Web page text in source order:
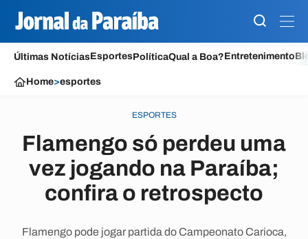
Últimas NotíciasEsportesPolíticaQual a Boa?Entretenimento
Home>esportes
ESPORTES
Flamengo só perdeu uma
vez jogando na Paraíba;
confira o retrospecto
Flamengo pode jogar partida do Campeonato Carioca,